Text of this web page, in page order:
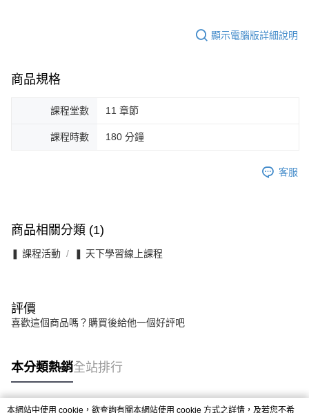
顯示電腦版詳細說明
商品規格
課程堂數 11 章節
課程時數 180 分鐘
客服
商品相關分類 (1)
❚ 課程活動 ❚ 天下學習線上課程
評價
喜歡這個商品嗎？購買後給他一個好評吧
本分類熱銷全站排行
本網站中使用 cookie，欲查詢有關本網站使用 cookie 方式之詳情，及若您不希